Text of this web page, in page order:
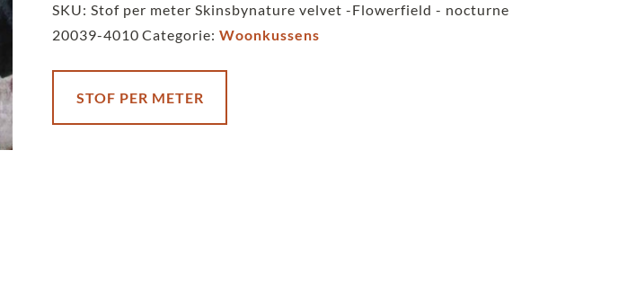
Skinsbynature
velvet
-
Flowerfield
-
SKU:Stof per meter Skinsbynature velvet -Flowerfield - nocturne
20039-4010 Categorie:Woonkussens
STOF PER METER